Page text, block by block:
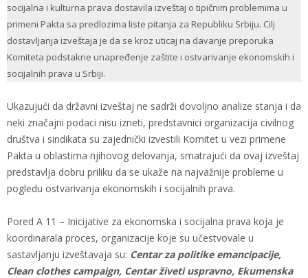
socijalna i kulturna prava dostavila izveštaj o tipičnim problemima u
primeni Pakta sa predlozima liste pitanja za Republiku Srbiju. Cilj
dostavljanja izveštaja je da se kroz uticaj na davanje preporuka
Komiteta podstakne unapređenje zaštite i ostvarivanje ekonomskih i
socijalnih prava u Srbiji.
Ukazujući da državni izveštaj ne sadrži dovoljno analize stanja i da
neki značajni podaci nisu izneti, predstavnici organizacija civilnog
društva i sindikata su zajednički izvestili Komitet u vezi primene
Pakta u oblastima njihovog delovanja, smatrajući da ovaj izveštaj
predstavlja dobru priliku da se ukaže na najvažnije probleme u
pogledu ostvarivanja ekonomskih i socijalnih prava.
Pored A 11 – Inicijative za ekonomska i socijalna prava koja je
koordinarala proces, organizacije koje su učestvovale u
sastavljanju izveštavaja su: Centar za politike emancipacije,
Clean clothes campaign, Centar živeti uspravno, Ekumenska